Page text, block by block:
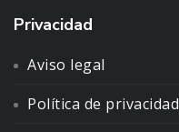
Privacidad
Aviso legal
Política de privacidad